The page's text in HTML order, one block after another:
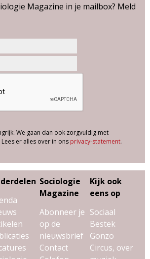
Magazine in je mailbox? Meld
We gaan dan ook zorgvuldig met
er alles over in ons privacy-statement.
Sociologie
Magazine
Abonneer je
op de
nieuwsbrief
Contact
Kijk ook
eens op
Sociaal
Bestek
Gonzo
Circus, over